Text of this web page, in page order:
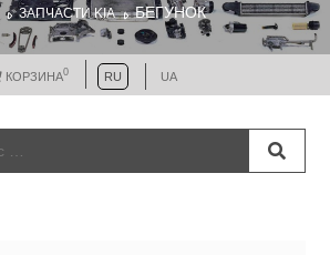
ЗАПЧАСТИ KIA БЕГУНОК
КОРЗИНА0 RU UA